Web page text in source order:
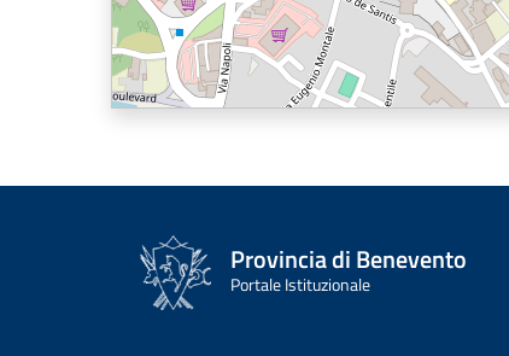
Provincia di Benevento
Portale Istituzionale